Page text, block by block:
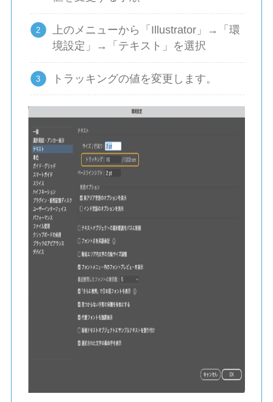
上のメニューから「Illustrator」→「環
境設定」→「テキスト」を選択
トラッキングの値を変更します。